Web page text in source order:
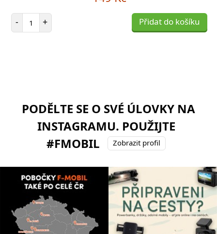
- Počet položek
+ Přidat do košíku
PODĚLTE SE O SVÉ ÚLOVKY NA
INSTAGRAMU. POUŽIJTE
#FMOBIL
Zobrazit profil